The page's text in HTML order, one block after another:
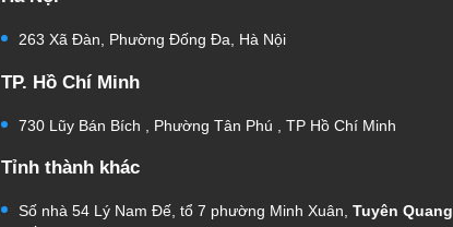
263 Xã Đàn, Phường Đống Đa, Hà Nội
TP. Hồ Chí Minh
730 Lũy Bán Bích , Phường Tân Phú , TP Hồ Chí Minh
Tỉnh thành khác
Số nhà 54 Lý Nam Đế, tổ 7 phường Minh Xuân, Tuyên Quang